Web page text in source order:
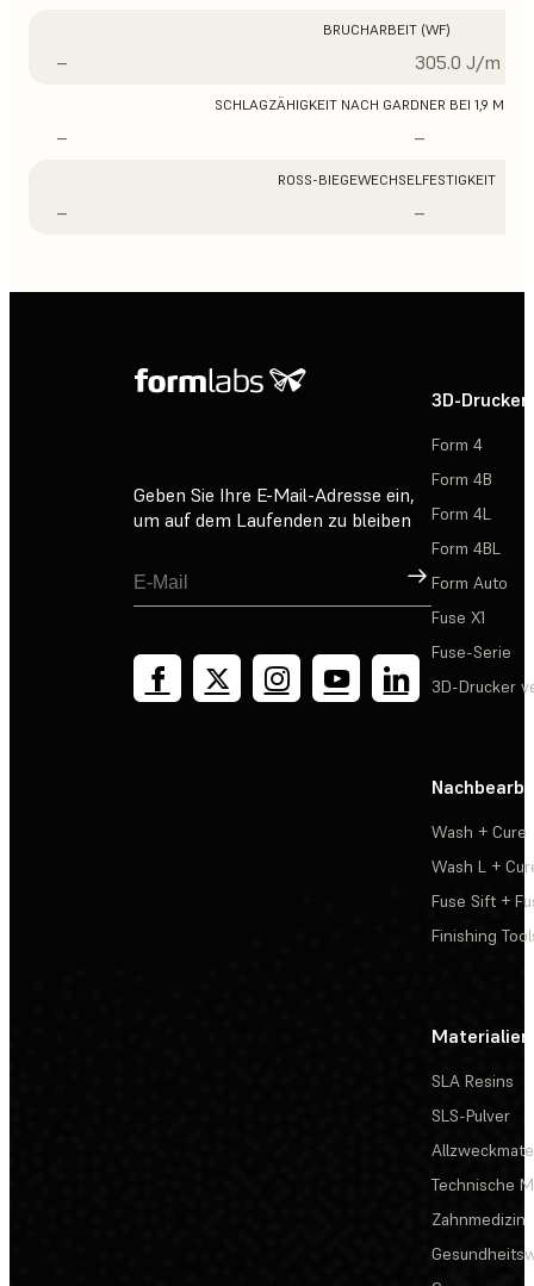
BRUCHARBEIT (WF)
– 305.0 J/m
SCHLAGZÄHIGKEIT NACH GARDNER BEI 1,9 MM
– –
ROSS-BIEGEWECHSELFESTIGKEIT
– –
Geben Sie Ihre E-Mail-Adresse ein,
um auf dem Laufenden zu bleiben
Registrieren
3D-Drucker
Form 4
Form 4B
Form 4L
Form 4BL
Form Auto
Fuse X1
Fuse-Serie
3D-Drucker
Wash + Cure
Wash L +
Fuse Sift +
Finishing
Materialien
SLA Resins
SLS-Pulver
Technische
Zahnmedizin